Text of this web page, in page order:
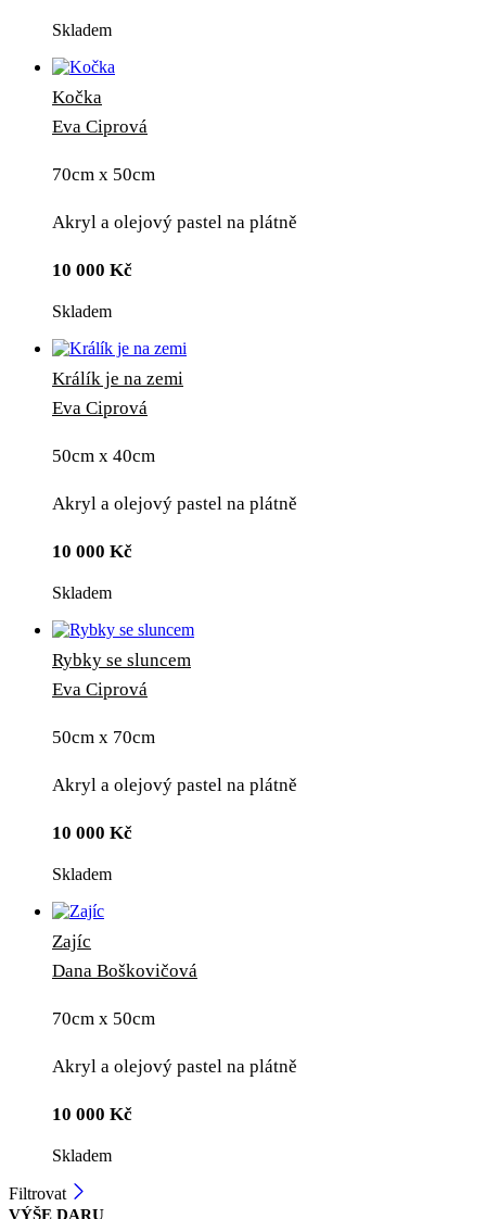
Skladem
Kočka
Eva Ciprová
70cm x 50cm
Akryl a olejový pastel na plátně
10 000 Kč
Skladem
Králík je na zemi
Eva Ciprová
50cm x 40cm
Akryl a olejový pastel na plátně
10 000 Kč
Skladem
Rybky se sluncem
Eva Ciprová
50cm x 70cm
Akryl a olejový pastel na plátně
10 000 Kč
Skladem
Zajíc
Dana Boškovičová
70cm x 50cm
Akryl a olejový pastel na plátně
10 000 Kč
Skladem
Filtrovat
VÝŠE DARU